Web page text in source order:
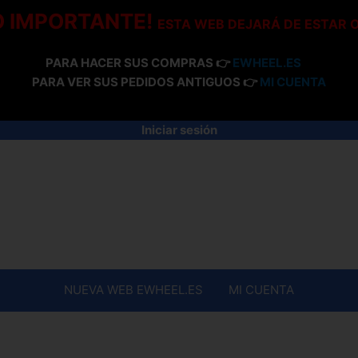
IMPORTANTE! ESTA WEB DEJARÁ DE ESTAR
PARA HACER SUS COMPRAS 👉 EWHEEL.ES
PARA VER SUS PEDIDOS ANTIGUOS 👉 MI CUENTA
Iniciar sesión
NUEVA WEB EWHEEL.ES MI CUENTA